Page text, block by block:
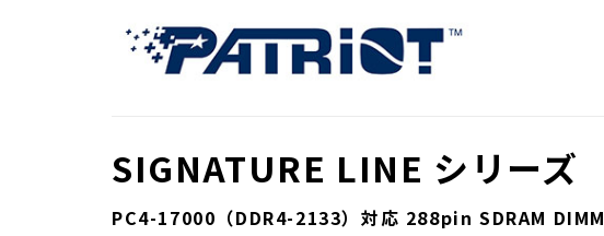
SIGNATURE LINE シリーズ
PC4-17000（DDR4-2133）対応 288pin SDRAM DIMM